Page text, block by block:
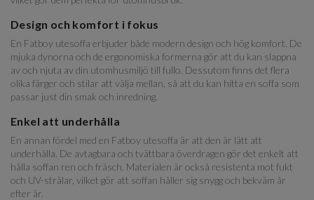
Design och komfort i fokus
En Fatboy utesoffa erbjuder både modern design och hög komfort. De
mjuka dynorna och de ergonomiska formerna gör att du kan slappna
av och njuta av din utomhusmiljö till fullo. Dessutom finns det flera
olika färger och stilar att välja mellan, så att du kan hitta en soffa som
passar just din smak och inredning.
Enkel att underhålla
En annan fördel med en Fatboy utesoffa är att den är lätt att
underhålla. De avtagbara och tvättbara överdragen gör det enkelt att
hålla soffan ren och fräsch. Materialen är också resistenta mot fukt
och UV-strålar, vilket gör att soffan håller sig snygg och bekväm år
efter år.